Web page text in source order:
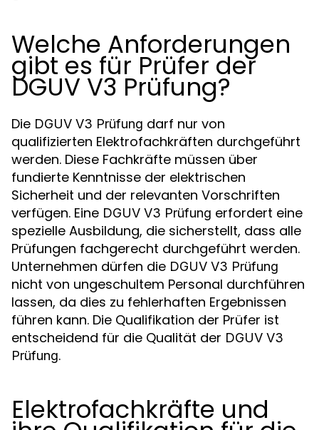
Welche Anforderungen
gibt es für Prüfer der
DGUV V3 Prüfung?
Die DGUV V3 Prüfung darf nur von
qualifizierten Elektrofachkräften durchgeführt
werden. Diese Fachkräfte müssen über
fundierte Kenntnisse der elektrischen
Sicherheit und der relevanten Vorschriften
verfügen. Eine DGUV V3 Prüfung erfordert eine
spezielle Ausbildung, die sicherstellt, dass alle
Prüfungen fachgerecht durchgeführt werden.
Unternehmen dürfen die DGUV V3 Prüfung
nicht von ungeschultem Personal durchführen
lassen, da dies zu fehlerhaften Ergebnissen
führen kann. Die Qualifikation der Prüfer ist
entscheidend für die Qualität der DGUV V3
Prüfung.
Elektrofachkräfte und